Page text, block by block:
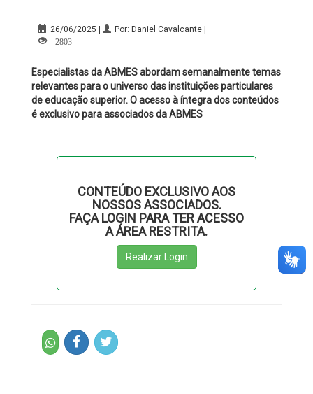
26/06/2025 |
Por: Daniel Cavalcante |
2803
Especialistas da ABMES abordam semanalmente temas
relevantes para o universo das instituições particulares
de educação superior. O acesso à íntegra dos conteúdos
é exclusivo para associados da ABMES
CONTEÚDO EXCLUSIVO AOS
NOSSOS ASSOCIADOS.
FAÇA LOGIN PARA TER ACESSO
A ÁREA RESTRITA.
Realizar Login